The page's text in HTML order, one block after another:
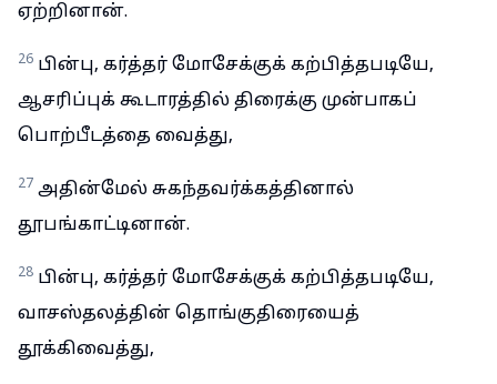
ஏற்றினான்.
26 பின்பு, கர்த்தர் மோசேக்குக் கற்பித்தபடியே,
ஆசரிப்புக் கூடாரத்தில் திரைக்கு முன்பாகப்
பொற்பீடத்தை வைத்து,
27 அதின்மேல் சுகந்தவர்க்கத்தினால்
தூபங்காட்டினான்.
28 பின்பு, கர்த்தர் மோசேக்குக் கற்பித்தபடியே,
வாசஸ்தலத்தின் தொங்குதிரையைத்
தூக்கிவைத்து,